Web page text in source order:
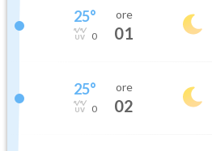
25°
0
ore
01
25°
0
ore
02